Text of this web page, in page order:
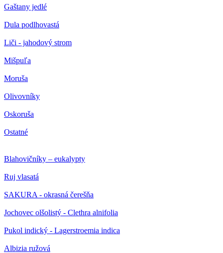
Gaštany jedlé
Dula podlhovastá
Liči - jahodový strom
Mišpuľa
Moruša
Olivovníky
Oskoruša
Ostatné
Blahovičníky – eukalypty
Ruj vlasatá
SAKURA - okrasná čerešňa
Jochovec olšolistý - Clethra alnifolia
Pukol indický - Lagerstroemia indica
Albizia ružová